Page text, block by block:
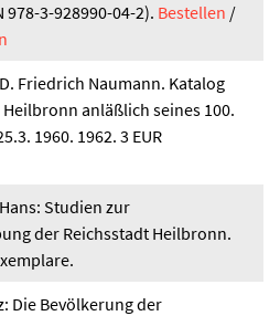
978-3-928990-04-2). Bestellen /
Friedrich Naumann. Katalog
anläßlich seines 100.
1960. 1962. 3 EUR
Studien zur
der Reichsstadt Heilbronn.
Die Bevölkerung der